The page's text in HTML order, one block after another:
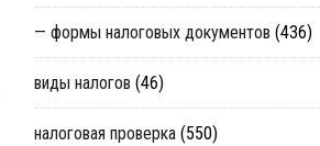
— формы налоговых документов (436)
виды налогов (46)
налоговая проверка (550)